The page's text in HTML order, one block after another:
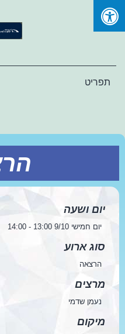
Skip
תפריט
יום ושעה
יום חמישי 9/10 13:00 - 14:00
סוג ארוע
הרצאה
מרצים
נעמן שדמי
מיקום